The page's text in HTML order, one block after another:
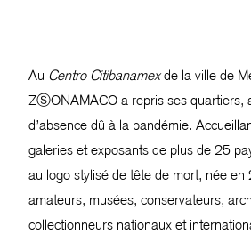
Au Centro Citibanamexde la ville de
ZⓈONAMACO a repris ses quartiers,
d’absence dû à la pandémie.
galeries et exposants de plus de 25
au logo stylisé de tête de mort, née
amateurs, musées, conservateurs,
collectionneurs nationaux et